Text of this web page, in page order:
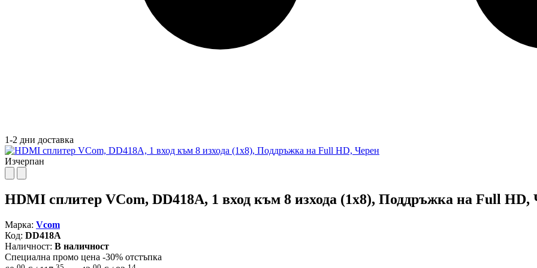
1-2 дни доставка
Изчерпан
HDMI сплитер VCom, DD418A, 1 вход към 8 изхода (1x8), Поддръжка на Full HD,
Марка: Vcom
Код: DD418A
Наличност: В наличност
Специална промо цена -30% отстъпка